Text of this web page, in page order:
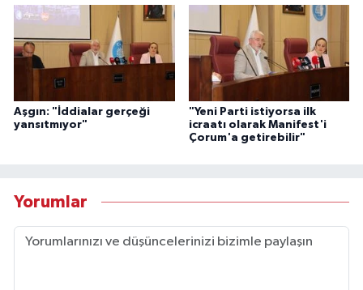
Aşgın: "İddialar gerçeği
yansıtmıyor"
"Yeni Parti istiyorsa ilk
icraatı olarak Manifest'i
Çorum'a getirebilir"
Yorumlar